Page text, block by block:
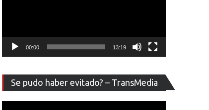
00:00 13:19
Se pudo haber evitado? – TransMedia
de
vídeo